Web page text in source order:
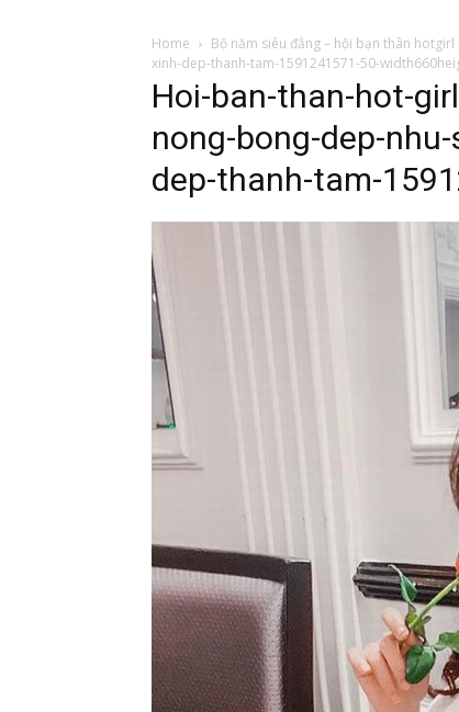
Home Bộ năm siêu đẳng – hội bạn thân
xinh-dep-thanh-tam-1591241571-50-
Hoi-ban-than-hot-
nong-bong-dep-
dep-thanh-tam-